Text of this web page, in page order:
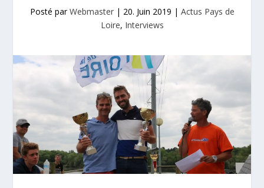
Posté parWebmaster| 20. Juin 2019 | Actus Pays de
Loire, Interviews